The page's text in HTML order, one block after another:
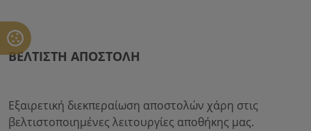
ΒΈΛΤΙΣΤΗ ΑΠΟΣΤΟΛΉ
Εξαιρετική διεκπεραίωση αποστολών χάρη στις
βελτιστοποιημένες λειτουργίες αποθήκης μας.